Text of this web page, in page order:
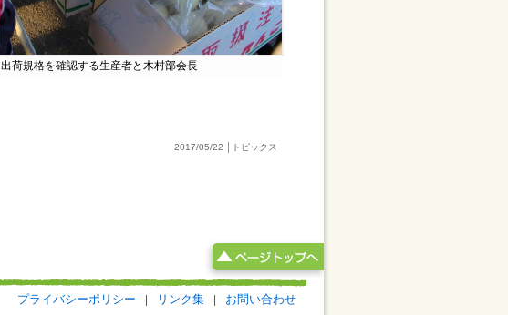
出荷規格を確認する生産者と木村部会長
2017/05/22 │トピックス
お問い合わせ
リンク集 |
プライバシーポリシー |